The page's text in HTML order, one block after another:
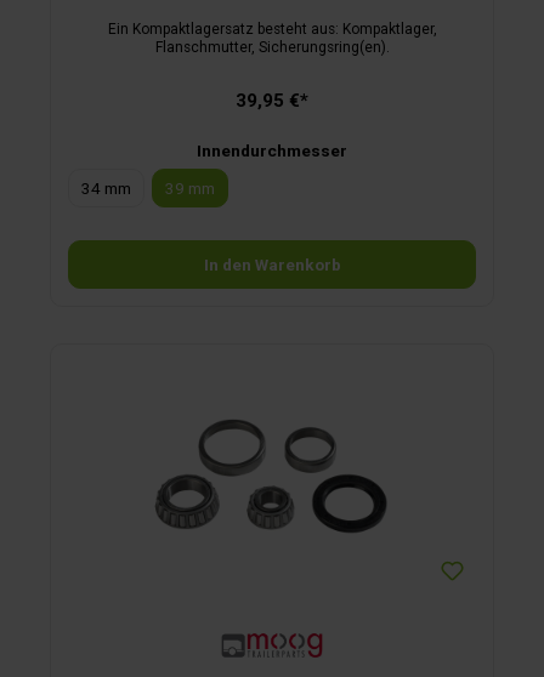
Ein Kompaktlagersatz besteht aus: Kompaktlager,
Flanschmutter, Sicherungsring(en).
39,95 €*
Innendurchmesser
34 mm
39 mm
In den Warenkorb